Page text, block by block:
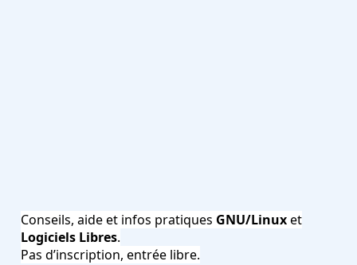
Conseils, aide et infos pratiques GNU/Linuxet
Logiciels Libres.
Pas d’inscription, entrée libre.